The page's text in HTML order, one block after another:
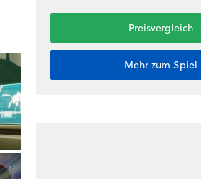
Preisvergleich
Mehr zum Spiel